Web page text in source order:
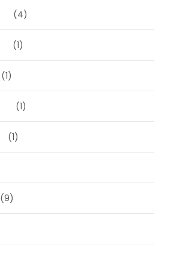
(4)
(1)
(1)
(1)
(1)
(9)